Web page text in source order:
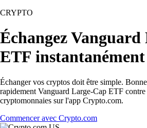
CRYPTO
Échangez
ETF
Échanger vos cryptos doit être simple.
rapidement Vanguard Large-Cap ETF contre
cryptomonnaies sur l'app Crypto.com.
Commencer avec Crypto.com